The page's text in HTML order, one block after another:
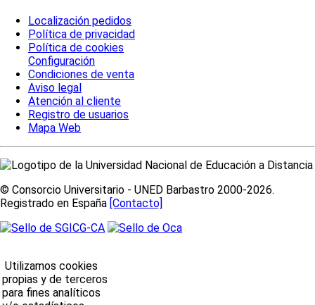
Localización pedidos
Política de privacidad
Política de cookies
Configuración
Condiciones de venta
Aviso legal
Atención al cliente
Registro de usuarios
Mapa Web
© Consorcio Universitario - UNED Barbastro 2000-2026.
Registrado en España [Contacto]
Utilizamos cookies
propias y de terceros
para fines analíticos